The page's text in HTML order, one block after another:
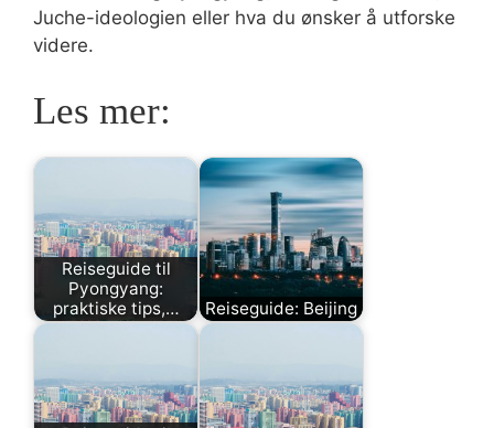
Juche-ideologien eller hva du ønsker å utforske
videre.
Les mer:
Reiseguide til
Pyongyang:
praktiske tips,…
Reiseguide: Beijing